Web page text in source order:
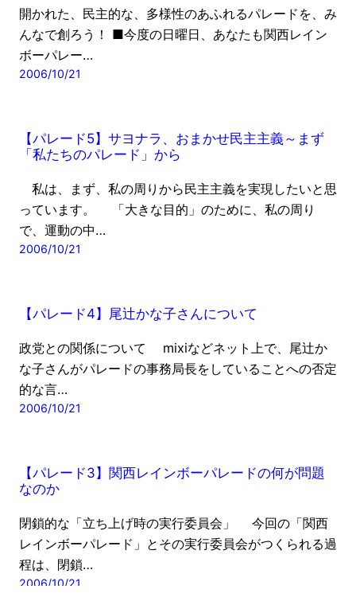
開かれた、民主的な、多様性のあふれるパレードを、み
んなで創ろう！ ■今度の日曜日、あなたも関西レイン
ボーパレー…
2006/10/21
【パレード5】サヨナラ、おまかせ民主主義～まず
「私たちのパレード」から
私は、まず、私の周りから民主主義を実現したいと思
っています。 「大きな目的」のために、私の周り
で、運動の中…
2006/10/21
【パレード4】尾辻かな子さんについて
政党との関係について mixiなどネット上で、尾辻か
な子さんがパレードの事務局長をしていることへの否定
的な言…
2006/10/21
【パレード3】関西レインボーパレードの何が問題
なのか
閉鎖的な「立ち上げ時の実行委員会」 今回の「関西
レインボーパレード」とその実行委員会がつくられる過
程は、閉鎖…
2006/10/21